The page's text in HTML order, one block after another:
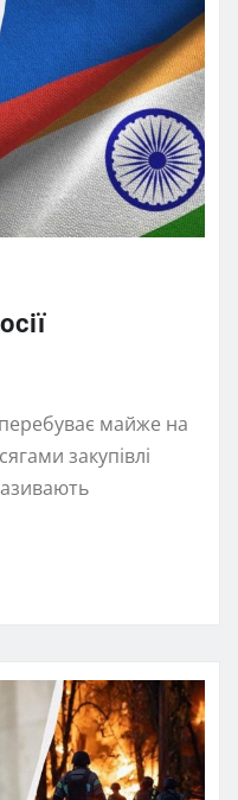
майже на
закупівлі